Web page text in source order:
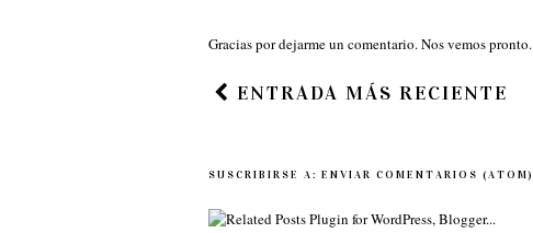
Gracias por dejarme un comentario. Nos vemos pronto.
ENTRADA MÁS RECIENTE
SUSCRIBIRSE A: ENVIAR COMENTARIOS (ATOM)